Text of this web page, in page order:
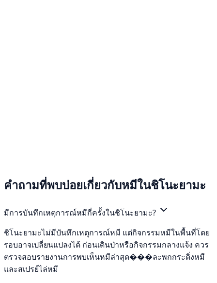
คำถามที่พบบ่อยเกี่ยวกับหมีในชิโนะยามะ
มีการบันทึกเหตุการณ์หมีกี่ครั้งในชิโนะยามะ?
ชิโนะยามะไม่มีบันทึกเหตุการณ์หมี แต่กิจกรรมหมีในพื้นที่โดย
รอบอาจเปลี่ยนแปลงได้ ก่อนเดินป่าหรือกิจกรรมกลางแจ้ง ควร
ตรวจสอบรายงานการพบเห็นหมีล่าสุด���ละพกกระดิ่งหมี
และสเปรย์ไล่หมี